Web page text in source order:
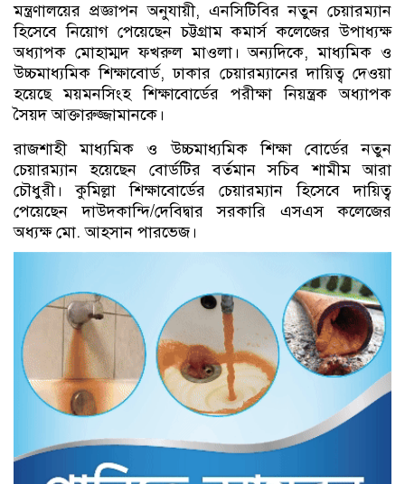
মন্ত্রণালয়ের প্রজ্ঞাপন অনুযায়ী, এনসিটিবির নতুন চেয়ারম্যান
হিসেবে নিয়োগ পেয়েছেন চট্টগ্রাম কমার্স কলেজের উপাধ্যক্ষ
অধ্যাপক মোহাম্মদ ফখরুল মাওলা। অন্যদিকে, মাধ্যমিক ও
উচ্চমাধ্যমিক শিক্ষাবোর্ড, ঢাকার চেয়ারম্যানের দায়িত্ব দেওয়া
হয়েছে ময়মনসিংহ শিক্ষাবোর্ডের পরীক্ষা নিয়ন্ত্রক অধ্যাপক
সৈয়দ আক্তারুজ্জামানকে।
রাজশাহী মাধ্যমিক ও উচ্চমাধ্যমিক শিক্ষা বোর্ডের নতুন
চেয়ারম্যান হয়েছেন বোর্ডটির বর্তমান সচিব শামীম আরা
চৌধুরী। কুমিল্লা শিক্ষাবোর্ডের চেয়ারম্যান হিসেবে দায়িত্ব
পেয়েছেন দাউদকান্দি/দেবিদ্বার সরকারি এসএস কলেজের
অধ্যক্ষ মো. আহসান পারভেজ।